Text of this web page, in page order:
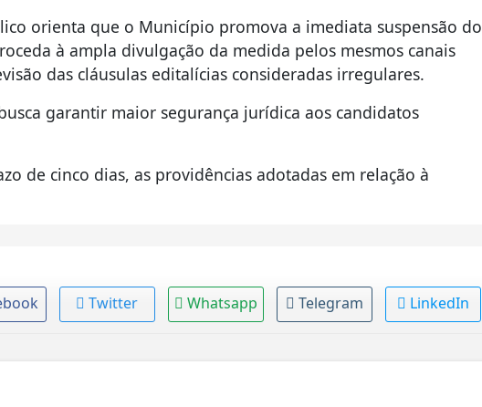
orienta que o Município promova a imediata suspensão do
à ampla divulgação da medida pelos mesmos canais
das cláusulas editalícias consideradas irregulares.
garantir maior segurança jurídica aos candidatos
de cinco dias, as providências adotadas em relação à
Twitter Whatsapp Telegram LinkedIn